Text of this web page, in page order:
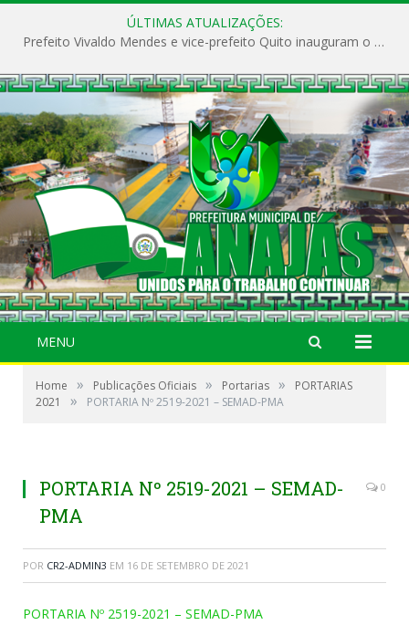
ÚLTIMAS ATUALIZAÇÕES:
Prefeito Vivaldo Mendes e vice-prefeito Quito inauguram o CAPS e fortalecem a saúde pública em Anajás.
MENU
Home » Publicações Oficiais » Portarias »
PORTARIAS
2021
» PORTARIA Nº 2519-2021 – SEMAD-PMA
PORTARIA Nº 2519-2021 – SEMAD-
PMA
0
POR CR2-ADMIN3 EM 16 DE SETEMBRO DE 2021
PORTARIA Nº 2519-2021 – SEMAD-PMA